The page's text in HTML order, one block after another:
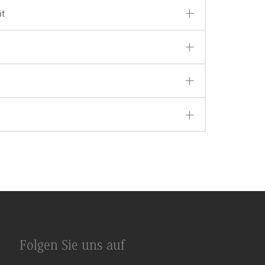
Folgen Sie uns auf